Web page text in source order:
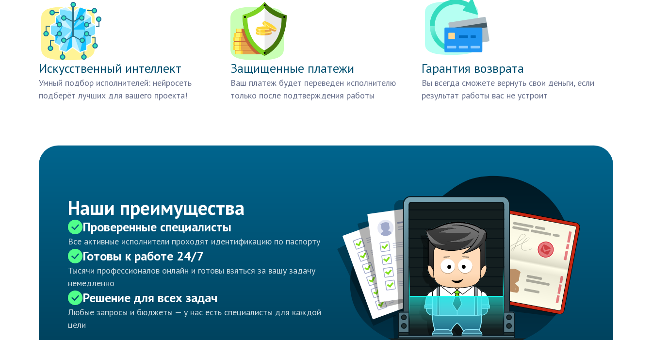
Искусственный интеллект
Умный подбор исполнителей: нейросеть
подберёт лучших для вашего проекта!
Защищенные платежи
Ваш платеж будет переведен исполнителю
только после подтверждения работы
Гарантия возврата
Вы всегда сможете вернуть свои деньги, если
результат работы вас не устроит
Наши преимущества
Проверенные специалисты
Все активные исполнители проходят идентификацию по паспорту
Готовы к работе 24/7
Тысячи профессионалов онлайн и готовы взяться за вашу задачу
немедленно
Решение для всех задач
Любые запросы и бюджеты — у нас есть специалисты для каждой
цели